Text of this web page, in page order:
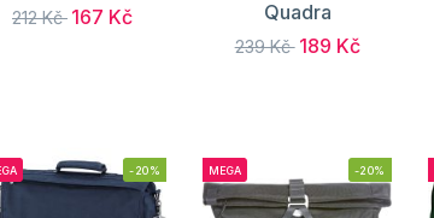
212 Kč 167 Kč
Quadra
239 Kč 189 Kč
-20% MEGA -20%